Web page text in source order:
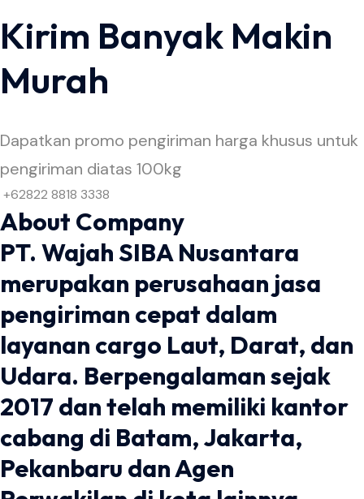
Kirim Banyak Makin
Murah
Dapatkan promo pengiriman harga khusus untuk
pengiriman diatas 100kg
+62822 8818 3338
About Company
PT. Wajah SIBA Nusantara
merupakan perusahaan jasa
pengiriman cepat dalam
layanan cargo Laut, Darat, dan
Udara. Berpengalaman sejak
2017 dan telah memiliki kantor
cabang di Batam, Jakarta,
Pekanbaru dan Agen